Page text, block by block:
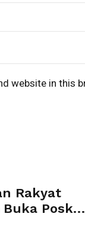
website in this
Rakyat
Posko